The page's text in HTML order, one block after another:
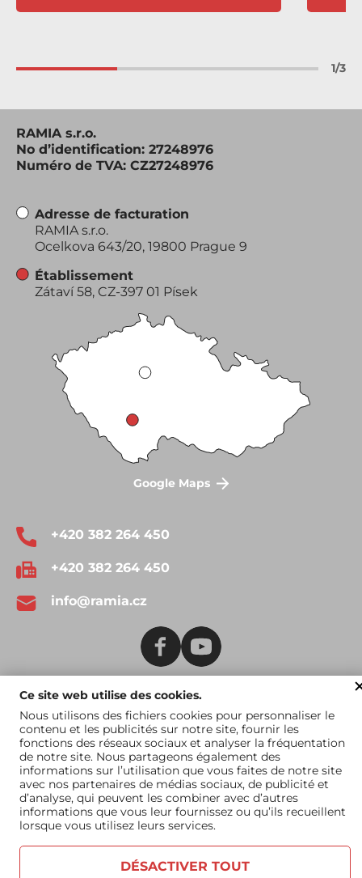
1/3
RAMIA s.r.o.
No d’identification: 27248976
Numéro de TVA: CZ27248976
Adresse de facturation
RAMIA s.r.o.
Ocelkova 643/20, 19800 Prague 9
Établissement
Zátaví 58, CZ-397 01 Písek
Google Maps
+420 382 264 450
+420 382 264 450
info@ramia.cz
Conditions générales
d'utilisation
Catalogue à
télécharger
Ce site web utilise des cookies.
Nous utilisons des fichiers cookies pour personnaliser le
contenu et les publicités sur notre site, fournir les
fonctions des réseaux sociaux et analyser la fréquentation
de notre site. Nous partageons également des
informations sur l’utilisation que vous faites de notre site
avec nos partenaires de médias sociaux, de publicité et
d’analyse, qui peuvent les combiner avec d’autres
informations que vous leur fournissez ou qu’ils recueillent
lorsque vous utilisez leurs services.
DÉSACTIVER TOUT